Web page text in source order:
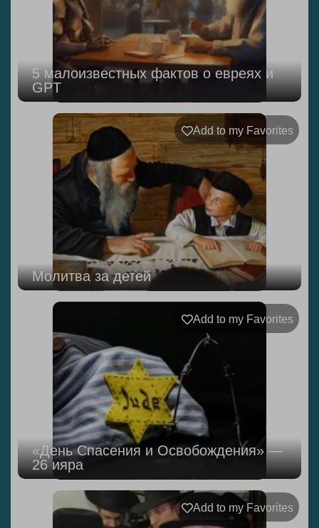
5 малоизвестных фактов о евреях и
GPT
Add to my Favorites
Молитва за детей
Add to my Favorites
«День Спасения и Освобождения» —
26 ияра
Add to my Favorites